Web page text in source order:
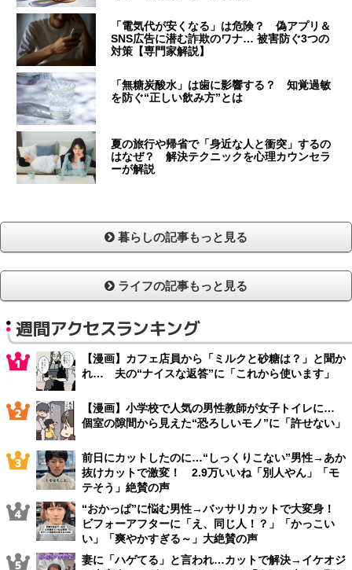
「電気代が安くなる」は危険？ 偽アプリ＆
SNS広告に潜む詐欺のワナ… 被害防ぐ3つの
対策【専門家解説】
「無糖炭酸水」は歯に影響する？ 知覚過敏
を防ぐ“正しい飲み方”とは
夏の旅行や帰省で「身近な人と衝突」するの
はなぜ？ 解決テクニックを心理カウンセラ
ーが解説
暮らしの記事もっと見る
ライフの記事もっと見る
週間アクセスランキング
【漫画】カフェ店員から「ミルクと砂糖は？」と聞か
れ… 夫の“ナイスな返答”に「これから使います」
【漫画】小学校で人気の男性教師が女子トイレに…
個室の隙間から見えた“恐ろしいモノ”に「許せない」
前日にカットしたのに…“しっくりこない”男性→あか
抜けカットで激変！ 2.9万いいね「別人やん」「モ
テそう」絶賛の声
“おかっぱ”に悩む男性→バッサリカットで大変身！
ビフォーアフターに「え、同じ人！？」「かっこい
い」「爽やかすぎる～」大絶賛の声
妻に「ハゲてる」と言われ…カットで解決→イケオジ